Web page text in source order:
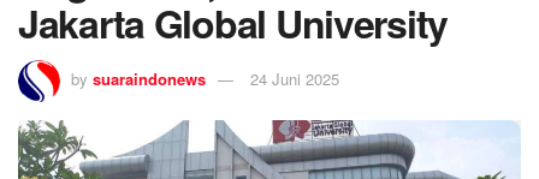
Jakarta Global University
by suaraindonews 24 Juni 2025